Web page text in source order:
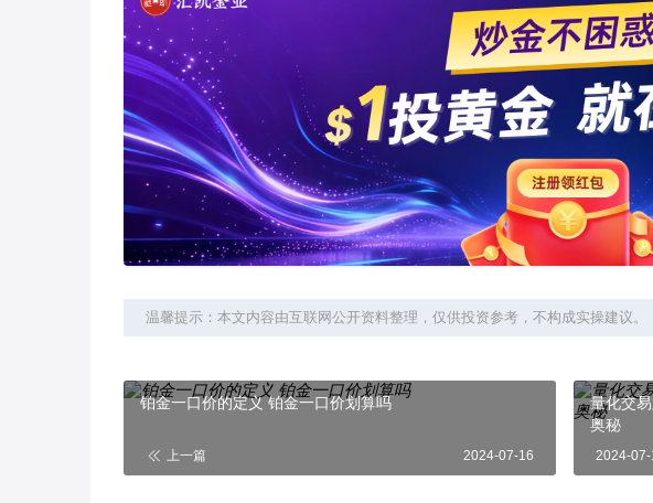
温馨提示：本文内容由互联网公开资料整理，仅供投资参考，不构成实操建议。
铂金一口价的定义 铂金一口价划算吗
上一篇 2024-07-16
量化交
奥秘
2024-07-